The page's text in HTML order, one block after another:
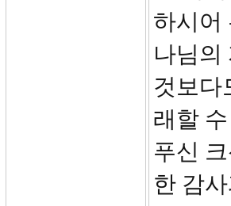
하시어
나님의
것보다
래할
푸신
한 감